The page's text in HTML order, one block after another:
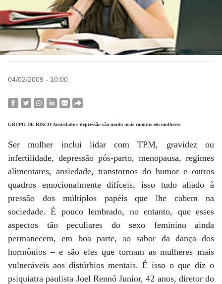
04/02/2009 - 10:00
GRUPO DE RISCO Ansiedade e depressão são muito mais comuns em mulheres
Ser mulher inclui lidar com TPM, gravidez ou
infertilidade, depressão pós-parto, menopausa, regimes
alimentares, ansiedade, transtornos do humor e outros
quadros emocionalmente difíceis, isso tudo aliado à
pressão dos múltiplos papéis que lhe cabem na
sociedade. É pouco lembrado, no entanto, que esses
aspectos tão peculiares do sexo feminino ainda
permanecem, em boa parte, ao sabor da dança dos
hormônios – e são eles que tornam as mulheres mais
vulneráveis aos distúrbios mentais. É isso o que diz o
psiquiatra paulista Joel Rennó Junior, 42 anos, diretor do